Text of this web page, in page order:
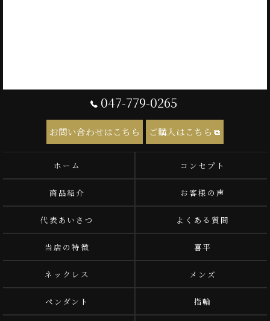
047-779-0265
お問い合わせはこちら ご購入はこちら
ホーム コンセプト
商品紹介 お客様の声
代表あいさつ よくある質問
当店の特徴 喜平
ネックレス メンズ
ペンダント 指輪